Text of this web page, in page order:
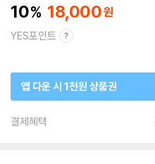
10 18,000
YES포인트
앱 다운 시 1천원 상품권
결제혜택